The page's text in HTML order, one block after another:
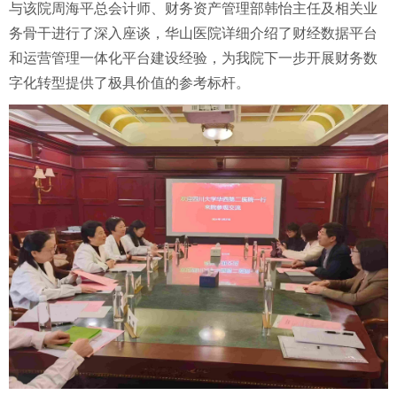
与该院周海平总会计师、财务资产管理部韩怡主任及相关业
务骨干进行了深入座谈，华山医院详细介绍了财经数据平台
和运营管理一体化平台建设经验，为我院下一步开展财务数
字化转型提供了极具价值的参考标杆。